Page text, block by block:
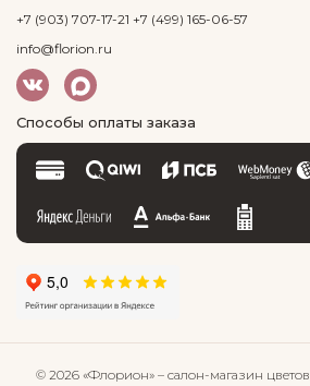
+7 (903) 707-17-21 +7 (499) 165-06-57
info@florion.ru
Способы оплаты заказа
© 2026 «Флорион» – салон-магазин цветов